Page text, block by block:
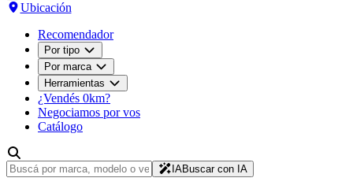
Ubicación
Recomendador
Por tipo
Por marca
Herramientas
¿Vendés 0km?
Negociamos por vos
Catálogo
IABuscar con IA